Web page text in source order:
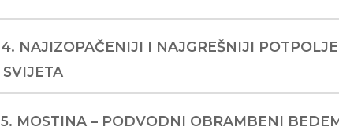
4. NAJIZOPAČENIJI I NAJGREŠNIJI
SVIJETA
5. MOSTINA – PODVODNI OBRAMBENI